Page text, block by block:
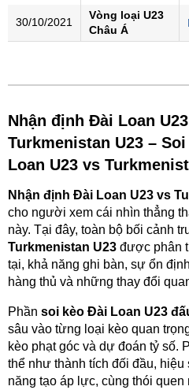
30/10/2021
Vòng loại U23
Châu Á
Nhận định Đài Loan
Turkmenistan U23 –
Loan U23 vs
Nhận định Đài Loan U23 vs
cho người xem cái nhìn thẳng
này. Tại đây, toàn bộ bối cảnh
Turkmenistan U23 được phân
tại, khả năng ghi bàn, sự ổn
hàng thủ và những thay đổi
Phần soi kèo Đài Loan U23
sâu vào từng loại kèo quan
kèo phạt góc và dự đoán tỷ số.
thể như thành tích đối đầu, hiệu
năng tạo áp lực, cùng thói